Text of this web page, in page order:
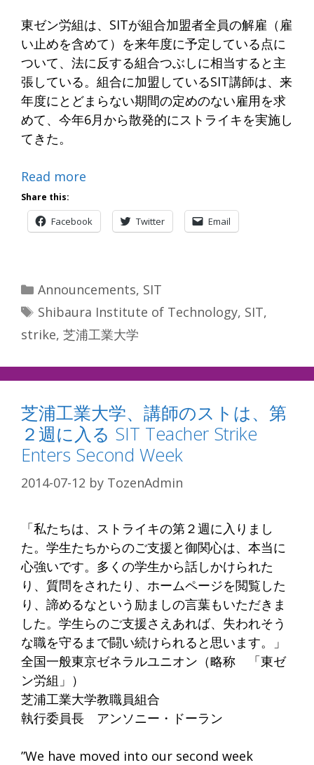
東ゼン労組は、SITが組合加盟者全員の解雇（雇
い止めを含めて）を来年度に予定している点に
ついて、法に反する組合つぶしに相当すると主
張している。組合に加盟しているSIT講師は、来
年度にとどまらない期間の定めのない雇用を求
めて、今年6月から散発的にストライキを実施し
てきた。
Read more
Share this:
Facebook Twitter Email
Categories
Announcements, SIT
Tags
Shibaura Institute of Technology, SIT,
strike, 芝浦工業大学
芝浦工業大学、講師のストは、第
２週に入る SIT Teacher Strike
Enters Second Week
2014-07-12 by TozenAdmin
「私たちは、ストライキの第２週に入りまし
た。学生たちからのご支援と御関心は、本当に
心強いです。多くの学生から話しかけられた
り、質問をされたり、ホームページを閲覧した
り、諦めるなという励ましの言葉もいただきま
した。学生らのご支援さえあれば、失われそう
な職を守るまで闘い続けられると思います。」
全国一般東京ゼネラルユニオン（略称 「東ゼ
ン労組」）
芝浦工業大学教職員組合
執行委員長 アンソニー・ドーラン
”We have moved into our second week